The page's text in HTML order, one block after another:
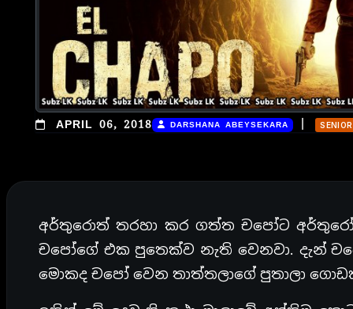
APRIL 06, 2018 DARSHANA ABEYSEKARA
අර්තුරොත් තරහා කර ගත්ත චපෝට
චපෝගේ එක පුතෙක්ව නැති වෙනවා. දැන්
මොකද චපෝ වෙන තාත්තලාගේ පුතාලා